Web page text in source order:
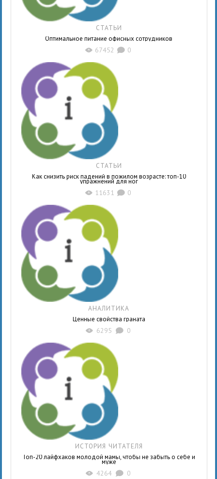
СТАТЬИ
Оптимальное питание офисных сотрудников
X 67452 K 0
СТАТЬИ
Как снизить риск падений в пожилом возрасте: топ-10
упражнений для ног
X 11631 K 0
АНАЛИТИКА
Ценные свойства граната
X 6295 K 0
ИСТОРИЯ ЧИТАТЕЛЯ
Топ-20 лайфхаков молодой мамы, чтобы не забыть о себе и
муже
X 4264 K 0